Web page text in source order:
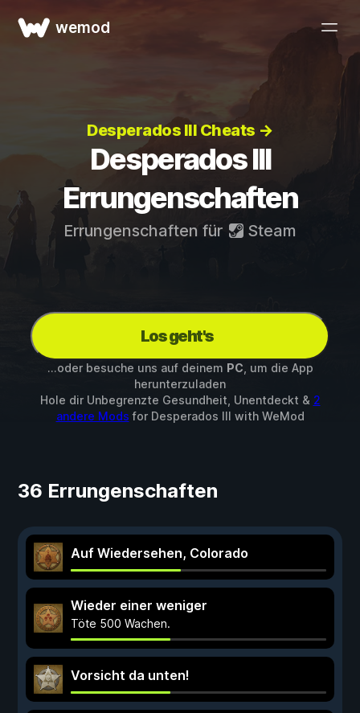
wemod
Desperados III Cheats →
Desperados III
Errungenschaften
Errungenschaften für Steam
Los geht's
...oder besuche uns auf deinem PC , um die App
herunterzuladen
Hole dir Unbegrenzte Gesundheit, Unentdeckt & 2
andere Mods for Desperados III with WeMod
36 Errungenschaften
Auf Wiedersehen, Colorado
Wieder einer weniger
Töte 500 Wachen.
Vorsicht da unten!